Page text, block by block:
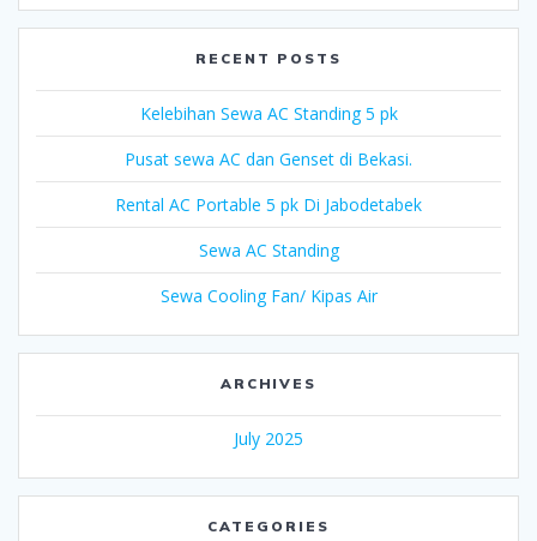
RECENT POSTS
Kelebihan Sewa AC Standing 5 pk
Pusat sewa AC dan Genset di Bekasi.
Rental AC Portable 5 pk Di Jabodetabek
Sewa AC Standing
Sewa Cooling Fan/ Kipas Air
ARCHIVES
July 2025
CATEGORIES